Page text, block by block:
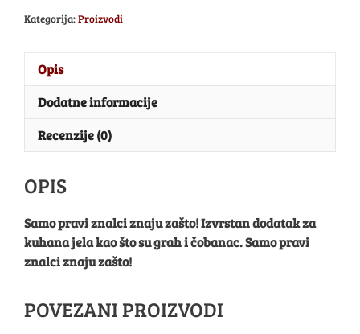
Kategorija:Proizvodi
Opis
Dodatne informacije
Recenzije (0)
OPIS
Samo pravi znalci znaju zašto! Izvrstan dodatak za
kuhana jela kao što su grah i čobanac. Samo pravi
znalci znaju zašto!
POVEZANI PROIZVODI